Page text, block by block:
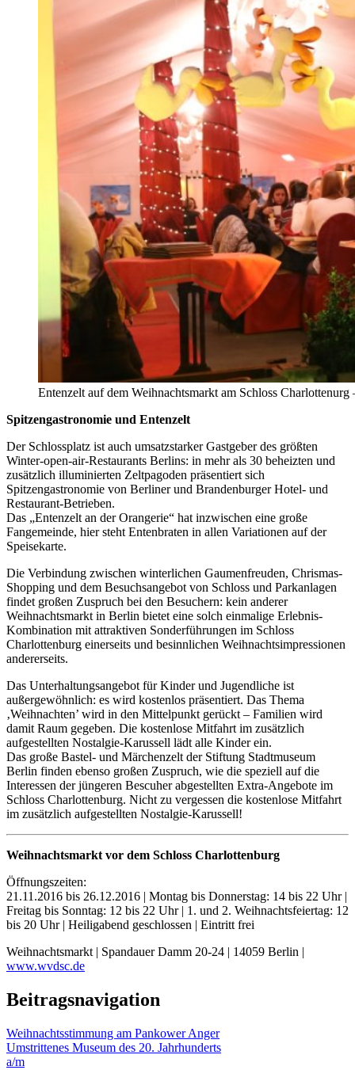
Entenzelt auf dem Weihnachtsmarkt am Schloss Charlottenurg
Spitzengastronomie und Entenzelt
Der Schlossplatz ist auch umsatzstarker Gastgeber des größten
Winter-open-air-Restaurants Berlins: in mehr als 30 beheizten und
zusätzlich illuminierten Zeltpagoden präsentiert sich
Spitzengastronomie von Berliner und Brandenburger Hotel- und
Restaurant-Betrieben.
Das „Entenzelt an der Orangerie“ hat inzwischen eine große
Fangemeinde, hier steht Entenbraten in allen Variationen auf der
Speisekarte.
Die Verbindung zwischen winterlichen Gaumenfreuden, Chrismas-
Shopping und dem Besuchsangebot von Schloss und Parkanlagen
findet großen Zuspruch bei den Besuchern: kein anderer
Weihnachtsmarkt in Berlin bietet eine solch einmalige Erlebnis-
Kombination mit attraktiven Sonderführungen im Schloss
Charlottenburg einerseits und besinnlichen Weihnachtsimpressionen
andererseits.
Das Unterhaltungsangebot für Kinder und Jugendliche ist
außergewöhnlich: es wird kostenlos präsentiert. Das Thema
‚Weihnachten’ wird in den Mittelpunkt gerückt – Familien wird
damit Raum gegeben. Die kostenlose Mitfahrt im zusätzlich
aufgestellten Nostalgie-Karussell lädt alle Kinder ein.
Das große Bastel- und Märchenzelt der Stiftung Stadtmuseum
Berlin finden ebenso großen Zuspruch, wie die speziell auf die
Interessen der jüngeren Bescuher abgestellten Extra-Angebote im
Schloss Charlottenburg. Nicht zu vergessen die kostenlose Mitfahrt
im zusätzlich aufgestellten Nostalgie-Karussell!
Weihnachtsmarkt vor dem Schloss Charlottenburg
Öffnungszeiten:
21.11.2016 bis 26.12.2016 | Montag bis Donnerstag: 14 bis 22 Uhr |
Freitag bis Sonntag: 12 bis 22 Uhr | 1. und 2. Weihnachtsfeiertag: 12
bis 20 Uhr | Heiligabend geschlossen | Eintritt frei
Weihnachtsmarkt | Spandauer Damm 20-24 | 14059 Berlin |
www.wvdsc.de
Beitragsnavigation
Weihnachtsstimmung am Pankower Anger
Umstrittenes Museum des 20. Jahrhunderts
a/m